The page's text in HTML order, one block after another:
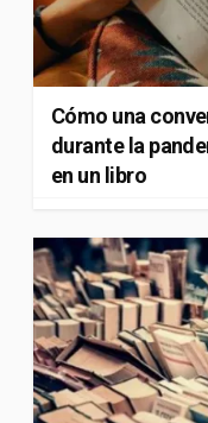
Cómo una
durante la
en un libro